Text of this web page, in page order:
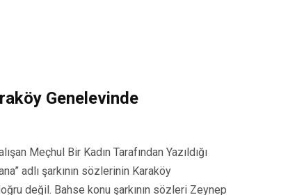
Genelevinde
Meçhul Bir Kadın Tarafından Yazıldığı
adlı şarkının sözlerinin Karaköy
değil. Bahse konu şarkının sözleri Zeynep